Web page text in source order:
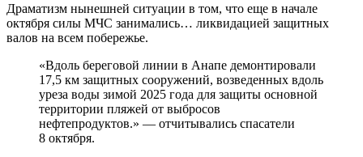
Драматизм нынешней ситуации в том, что еще в начале
октября силы МЧС занимались… ликвидацией защитных
валов на всем побережье.
«Вдоль береговой линии в Анапе демонтировали
17,5 км защитных сооружений, возведенных вдоль
уреза воды зимой 2025 года для защиты основной
территории пляжей от выбросов
нефтепродуктов.» — отчитывались спасатели
8 октября.